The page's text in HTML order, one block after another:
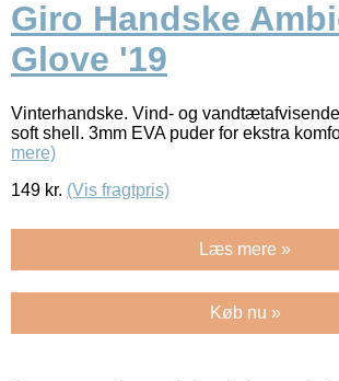
Giro Handske
Glove '19
Vinterhandske. Vind- og
soft shell. 3mm EVA puder for ekstra
mere)
149 kr. (Vis fragtpris)
Læs mere »
Køb nu »